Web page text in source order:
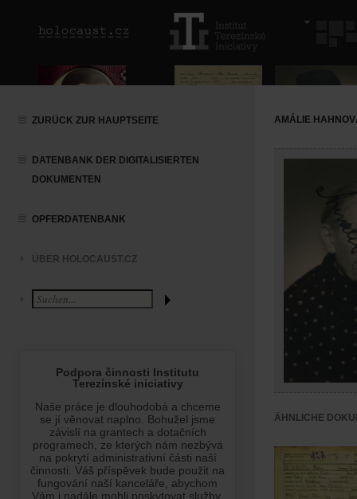
ZURÜCK ZUR HAUPTSEITE
DATENBANK DER DIGITALISIERTEN
DOKUMENTEN
OPFERDATENBANK
ÜBER HOLOCAUST.CZ
AMÁLIE
ÄHNLICHE